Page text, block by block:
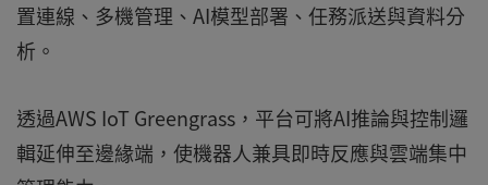
置連線、多機管理、AI模型部署、任務派送與資料分
析。
透過AWS IoT Greengrass，平台可將AI推論與控制邏
輯延伸至邊緣端，使機器人兼具即時反應與雲端集中